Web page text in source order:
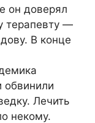
он доверял
терапевту —
В конце
обвинили
Лечить
некому.